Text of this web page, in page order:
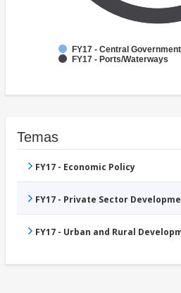
FY17 - Central
FY17 - Ports/Waterways
Temas
FY17 - Economic Policy
FY17 - Private Sector
FY17 - Urban and Rural